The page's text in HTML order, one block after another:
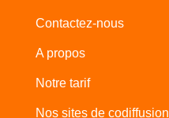
Contactez-nous
A propos
Notre tarif
Nos sites de codiffusion